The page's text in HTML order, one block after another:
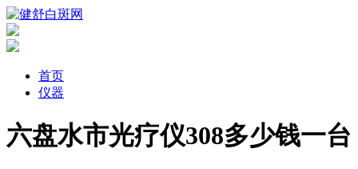
首页
仪器
六盘水市光疗仪308多少钱一台